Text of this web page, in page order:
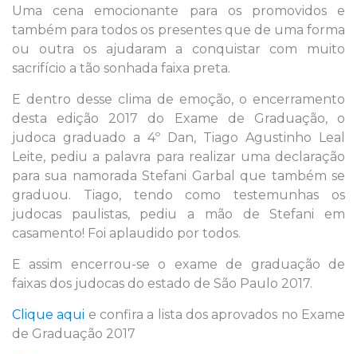
Uma cena emocionante para os promovidos e
também para todos os presentes que de uma forma
ou outra os ajudaram a conquistar com muito
sacrifício a tão sonhada faixa preta.
E dentro desse clima de emoção, o encerramento
desta edição 2017 do Exame de Graduação, o
judoca graduado a 4º Dan, Tiago Agustinho Leal
Leite, pediu a palavra para realizar uma declaração
para sua namorada Stefani Garbal que também se
graduou. Tiago, tendo como testemunhas os
judocas paulistas, pediu a mão de Stefani em
casamento! Foi aplaudido por todos.
E assim encerrou-se o exame de graduação de
faixas dos judocas do estado de São Paulo 2017.
Clique aqui e confira a lista dos aprovados no Exame
de Graduação 2017